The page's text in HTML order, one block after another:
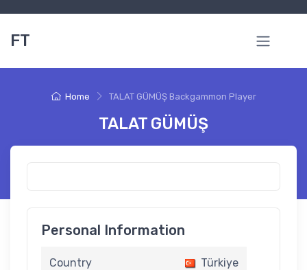
FT
Home TALAT GÜMÜŞ Backgammon Player
TALAT GÜMÜŞ
Personal Information
Country Türkiye